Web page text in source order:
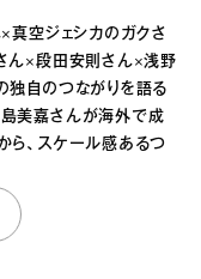
真空ジェシカのガクさ
ん×段田安則さん×浅野
独自のつながりを語る
美嘉さんが海外で成
ら、スケール感あるつ